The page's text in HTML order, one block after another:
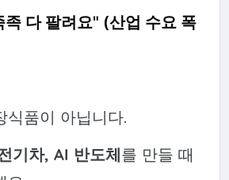
족 다 팔려요" (산업 수요 폭
식품이 아닙니다.
기차, AI 반도체를 만들 때